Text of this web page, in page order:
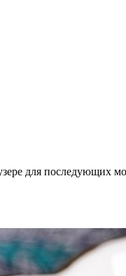
для последующих